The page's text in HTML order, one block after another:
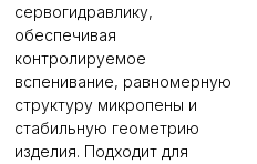
сервогидравлику,
обеспечивая
контролируемое
вспенивание, равномерную
структуру микропены и
стабильную геометрию
изделия. Подходит для